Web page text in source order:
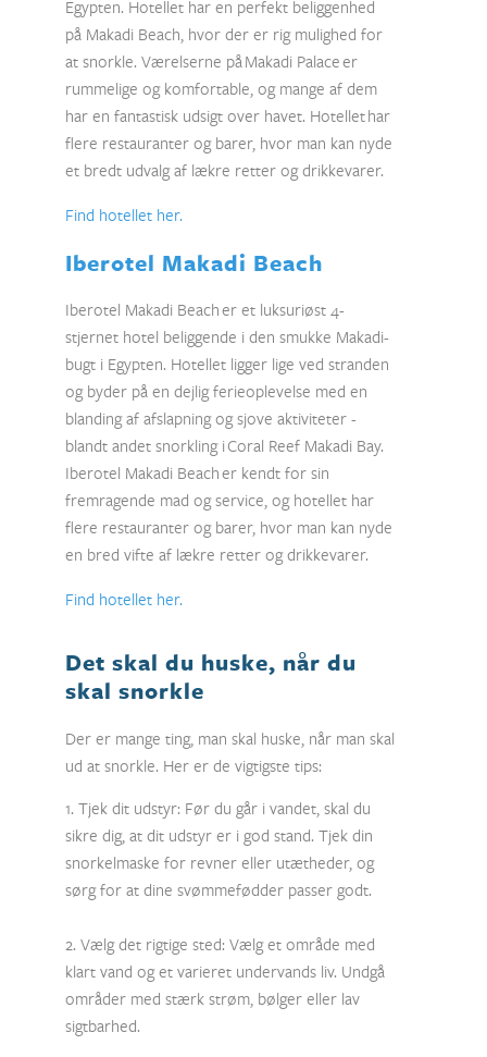
Egypten. Hotellet har en perfekt beliggenhed
på Makadi Beach, hvor der er rig mulighed for
at snorkle. Værelserne på Makadi Palace er
rummelige og komfortable, og mange af dem
har en fantastisk udsigt over havet. Hotellet har
flere restauranter og barer, hvor man kan nyde
et bredt udvalg af lækre retter og drikkevarer.
Find hotellet her.
Iberotel Makadi Beach
Iberotel Makadi Beach er et luksuriøst 4-
stjernet hotel beliggende i den smukke Makadi-
bugt i Egypten. Hotellet ligger lige ved stranden
og byder på en dejlig ferieoplevelse med en
blanding af afslapning og sjove aktiviteter -
blandt andet snorkling i Coral Reef Makadi Bay.
Iberotel Makadi Beach er kendt for sin
fremragende mad og service, og hotellet har
flere restauranter og barer, hvor man kan nyde
en bred vifte af lækre retter og drikkevarer.
Find hotellet her.
Det skal du huske, når du
skal snorkle
Der er mange ting, man skal huske, når man skal
ud at snorkle. Her er de vigtigste tips:
1. Tjek dit udstyr: Før du går i vandet, skal du
sikre dig, at dit udstyr er i god stand. Tjek din
snorkelmaske for revner eller utætheder, og
sørg for at dine svømmefødder passer godt.
2. Vælg det rigtige sted: Vælg et område med
klart vand og et varieret undervands liv. Undgå
områder med stærk strøm, bølger eller lav
sigtbarhed.